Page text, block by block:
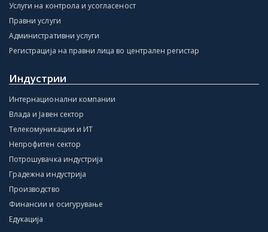
Услуги на контрола и усогласеност
Правни услуги
Административни услуги
Регистрација на правни лица во централен регистар
Индустрии
Интернационални компании
Влада и Јавен сектор
Телекомуникации и ИТ
Непрофитен сектор
Потрошувачка индустрија
Градежна индустрија
Производство
Финансии и осигурување
Едукација